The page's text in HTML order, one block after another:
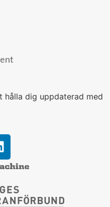
hålla dig uppdaterad med